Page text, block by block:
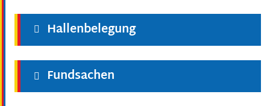
Hallenbelegung
Fundsachen